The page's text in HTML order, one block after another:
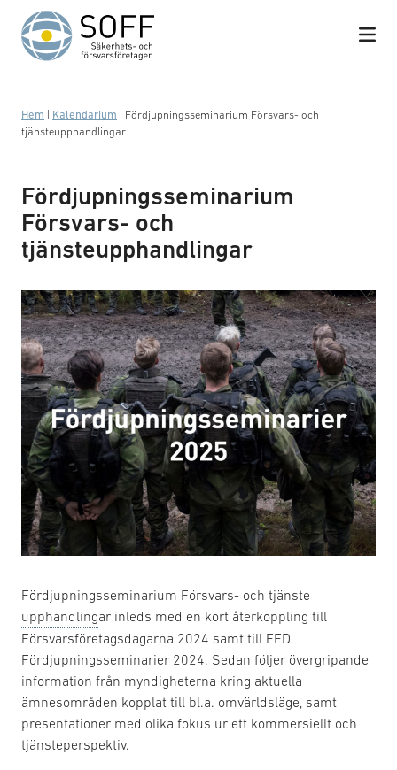
Hoppa till innehåll
Hem Kalendarium
Fördjupningsseminarium Försvars- och
tjänsteupphandlingar
Fördjupningsseminarium
Försvars- och
tjänsteupphandlingar
Fördjupningsseminarium Försvars- och tjänste
upphandlingar inleds med en kort återkoppling till
Försvarsföretagsdagarna 2024 samt till FFD
Fördjupningsseminarier 2024. Sedan följer övergripande
information från myndigheterna kring aktuella
ämnesområden kopplat till bl.a. omvärldsläge, samt
presentationer med olika fokus ur ett kommersiellt och
tjänsteperspektiv.